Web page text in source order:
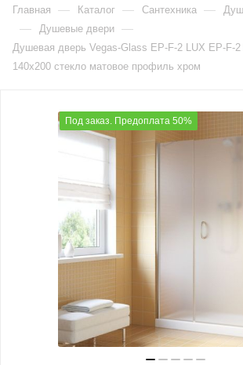
Главная — Каталог — Сантехника —
— Душевые двери —
Душевая дверь Vegas-Glass EP-F-2 LUX EP-F-
140х200 стекло матовое профиль хром
Под заказ. Предоплата 50%